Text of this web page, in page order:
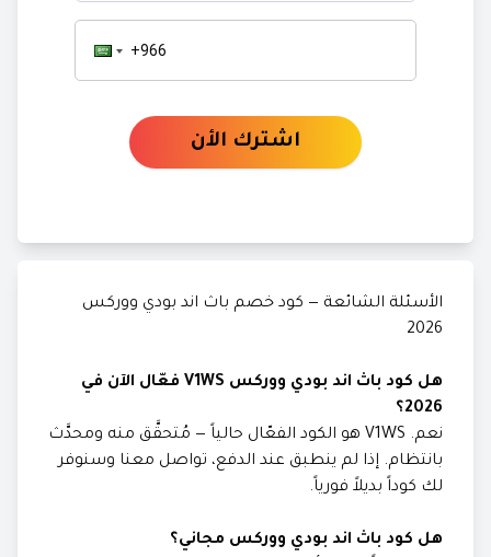
اشترك الأن
الأسئلة الشائعة — كود خصم باث اند بودي ووركس
2026
هل كود باث اند بودي ووركس V1WS فعّال الآن في
2026؟
نعم. V1WS هو الكود الفعّال حالياً — مُتحقَّق منه ومحدَّث
بانتظام. إذا لم ينطبق عند الدفع، تواصل معنا وسنوفر
لك كوداً بديلاً فورياً.
هل كود باث اند بودي ووركس مجاني؟